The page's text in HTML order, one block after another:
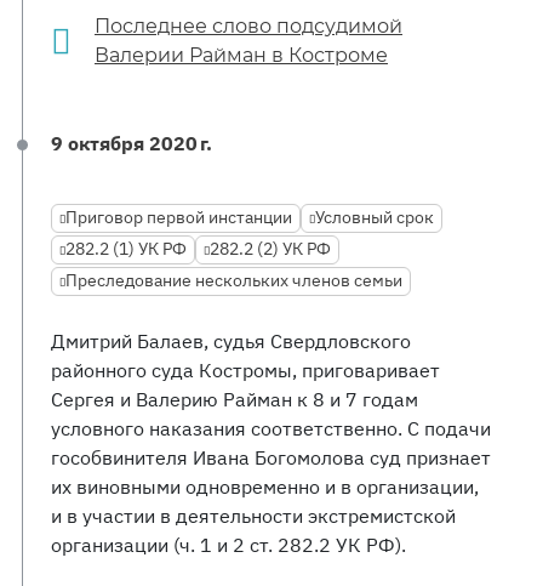
Последнее слово подсудимой
Валерии Райман в Костроме
9 октября 2020 г.
Приговор первой инстанции
Условный срок
282.2 (1) УК РФ
282.2 (2) УК РФ
Преследование нескольких членов семьи
Дмитрий Балаев, судья Свердловского
районного суда Костромы, приговаривает
Сергея и Валерию Райман к 8 и 7 годам
условного наказания соответственно. C подачи
гособвинителя Ивана Богомолова суд признает
их виновными одновременно и в организации,
и в участии в деятельности экстремистской
организации (ч. 1 и 2 ст. 282.2 УК РФ).